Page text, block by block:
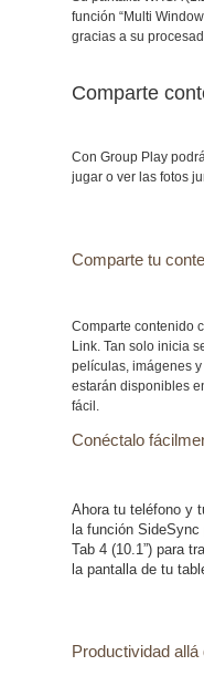
función “Multi
gracias a su
Comparte
Con Group Play
jugar o ver las fotos
Comparte tu
Comparte contenido
Link. Tan solo inicia
películas, imágenes
estarán disponibles
fácil.
Conéctalo
Ahora tu teléfono y
la función
Tab 4 (10.1”) para
la pantalla de tu
Productividad